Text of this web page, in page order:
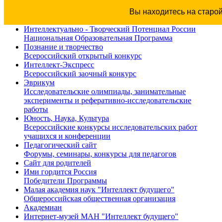
Вы находитесь на
Интеллектуально - Творческий Потенциал России
Национальная Образовательная Программа
Познание и творчество
Всероссийский открытый конкурс
Интеллект-Экспресс
Всероссийский заочный конкурс
Эврикум
Исследовательские олимпиады, занимательные
эксперименты и реферативно-исследовательские
работы
Юность, Наука, Культура
Всероссийские конкурсы исследовательских работ
учащихся и конференции
Педагогический сайт
Форумы, семинары, конкурсы для педагогов
Сайт для родителей
Ими гордится Россия
Победители Программы
Малая академия наук "Интеллект будущего"
Общероссийская общественная организация
Академиан
Интернет-музей МАН "Интеллект будущего"